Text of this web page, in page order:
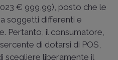
€ 999,99), posto che le
soggetti differenti e
Pertanto, il consumatore,
di dotarsi di POS,
scegliere liberamente il